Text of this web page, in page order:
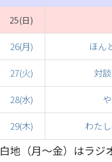
25(日)
26(月) ほん
27(火) 対
28(水)
29(木) わた
白地（月～金）はラ